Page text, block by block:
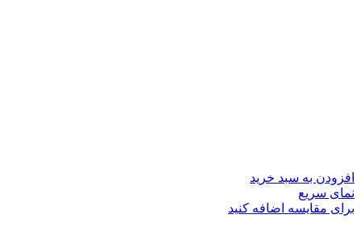
افزودن به سبد خرید
نمای سریع
برای مقایسه اضافه کنید